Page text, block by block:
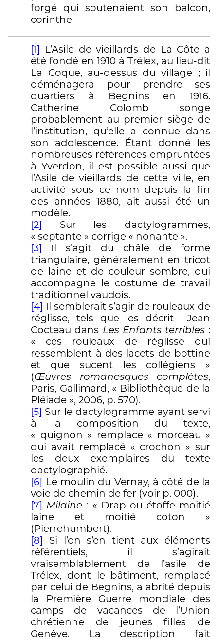
forgé qui soutenaient son balcon,
corinthe.
[1]
L’Asile de vieillards de La Côte a
été fondé en 1910 à Trélex, au lieu-dit
La Coque, au-dessus du village ; il
déménagera pour prendre ses
quartiers à Begnins en 1916.
Catherine Colomb songe
probablement au premier siège de
l’institution, qu’elle a connue dans
son adolescence. Étant donné les
nombreuses références empruntées
à Yverdon, il est possible aussi que
l’Asile de vieillards de cette ville, en
activité sous ce nom depuis la fin
des années 1880, ait aussi été un
modèle.
[2]
Sur les dactylogrammes,
« septante » corrige « nonante ».
[3]
Il s’agit du châle de forme
triangulaire, généralement en tricot
de laine et de couleur sombre, qui
accompagne le costume de travail
traditionnel vaudois.
[4]
Il semblerait s’agir de rouleaux de
réglisse, tels que les décrit Jean
Cocteau dans Les Enfants terribles :
« ces rouleaux de réglisse qui
ressemblent à des lacets de bottine
et que sucent les collégiens »
(Œuvres romanesques complètes,
Paris, Gallimard, « Bibliothèque de la
Pléiade », 2006, p. 570).
[5]
Sur le dactylogramme ayant servi
à la composition du texte,
« quignon » remplace « morceau »
qui avait remplacé « crochon » sur
les deux exemplaires du texte
dactylographié.
[6]
Le moulin du Vernay, à côté de la
voie de chemin de fer (voir p. 000).
[7]
Milaine : « Drap ou étoffe moitié
laine et moitié coton »
(Pierrehumbert).
[8]
Si l’on s’en tient aux éléments
référentiels, il s’agirait
vraisemblablement de l’asile de
Trélex, dont le bâtiment, remplacé
par celui de Begnins, a abrité depuis
la Première Guerre mondiale des
camps de vacances de l’Union
chrétienne de jeunes filles de
Genève. La description fait